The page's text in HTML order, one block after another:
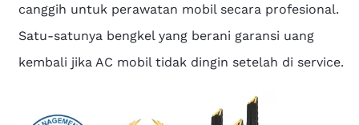
canggih untuk perawatan mobil secara profesional.
Satu-satunya bengkel yang berani garansi uang
kembali jika AC mobil tidak dingin setelah di service.